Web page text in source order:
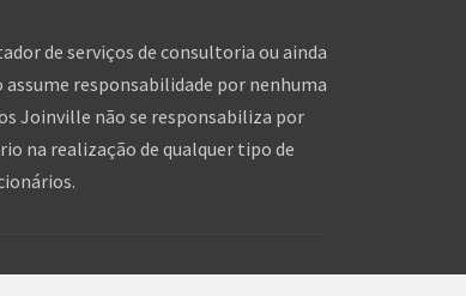
de serviços de consultoria ou ainda
responsabilidade por nenhuma
Joinville não se responsabiliza por
na realização de qualquer tipo de